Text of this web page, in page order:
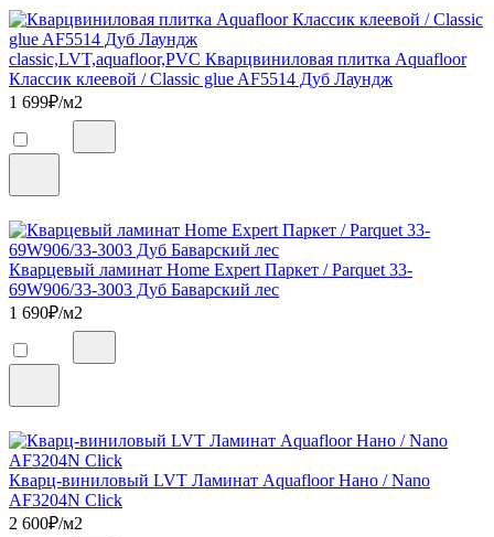
classic,LVT,aquafloor,PVC Кварцвиниловая плитка Aquafloor
Классик клеевой / Classic glue AF5514 Дуб Лаундж
1 699₽/м2
Кварцевый ламинат Home Expert Паркет / Parquet 33-
69W906/33-3003 Дуб Баварский лес
1 690₽/м2
Кварц-виниловый LVT Ламинат Aquafloor Нано / Nano
AF3204N Click
2 600₽/м2